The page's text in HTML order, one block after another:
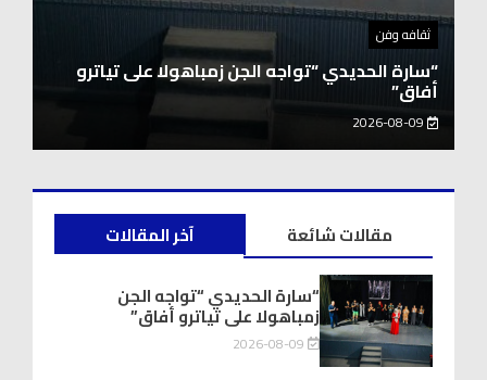
توك شو
حفيد الشيخ محمد صالح بن كلوت شيخ رحالة
عابروالربع الخالى.. مرافقو مبارك بن لندن يتكلمون
يزور هويداعطا في بيتها ومؤسستها
آخر المقالات
مقالات شائعة
“سارة الحديدي “تواجه الجن
زمباهولا على تياترو أفاق”
2026-08-09